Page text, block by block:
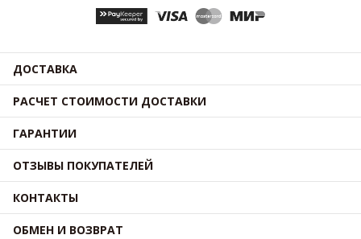
ДОСТАВКА
РАСЧЕТ СТОИМОСТИ ДОСТАВКИ
ГАРАНТИИ
ОТЗЫВЫ ПОКУПАТЕЛЕЙ
КОНТАКТЫ
ОБМЕН И ВОЗВРАТ